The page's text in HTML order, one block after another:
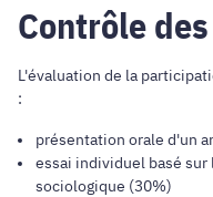
Contrôle
L'évaluation de la
:
présentation orale d'un
essai individuel basé
sociologique (30%)